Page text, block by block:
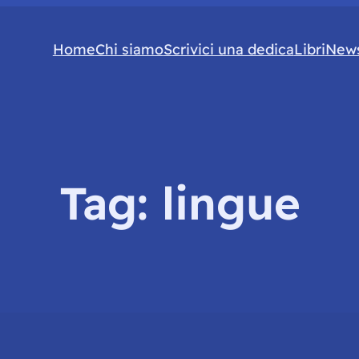
HomeChi siamoScrivici una dedicaLibri
Tag: lingue